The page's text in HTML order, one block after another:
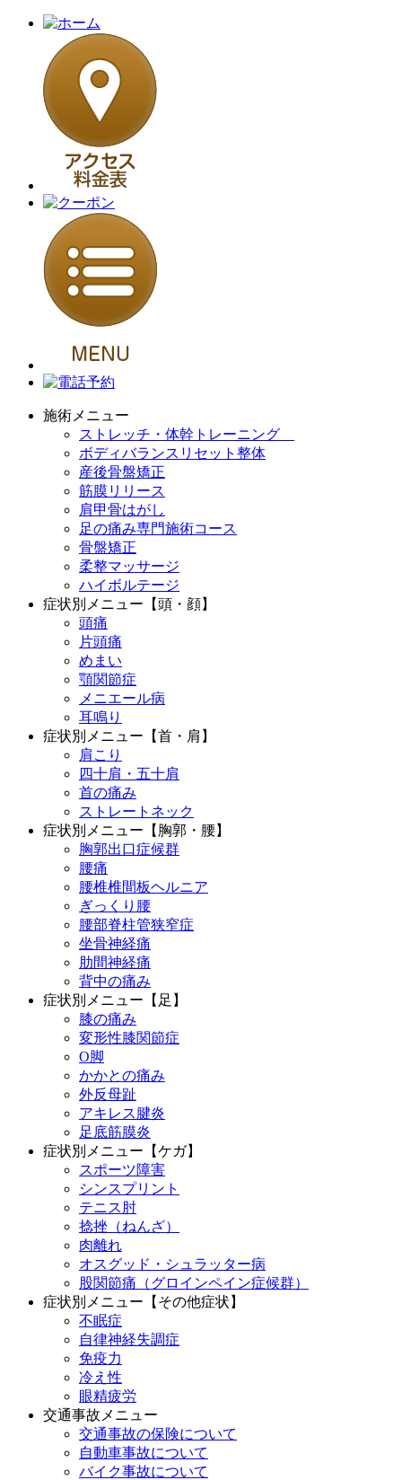
施術メニュー
ストレッチ・体幹トレーニング
ボディバランスリセット整体
産後骨盤矯正
筋膜リリース
肩甲骨はがし
足の痛み専門施術コース
骨盤矯正
柔整マッサージ
ハイボルテージ
症状別メニュー【頭・顔】
頭痛
片頭痛
めまい
顎関節症
メニエール病
耳鳴り
症状別メニュー【首・肩】
肩こり
四十肩・五十肩
首の痛み
ストレートネック
症状別メニュー【胸郭・腰】
胸郭出口症候群
腰痛
腰椎椎間板ヘルニア
ぎっくり腰
腰部脊柱管狭窄症
坐骨神経痛
肋間神経痛
背中の痛み
症状別メニュー【足】
膝の痛み
変形性膝関節症
O脚
かかとの痛み
外反母趾
アキレス腱炎
足底筋膜炎
症状別メニュー【ケガ】
スポーツ障害
シンスプリント
テニス肘
捻挫（ねんざ）
肉離れ
オスグッド・シュラッター病
股関節痛（グロインペイン症候群）
症状別メニュー【その他症状】
不眠症
自律神経失調症
免疫力
冷え性
眼精疲労
交通事故メニュー
交通事故の保険について
自動車事故について
バイク事故について